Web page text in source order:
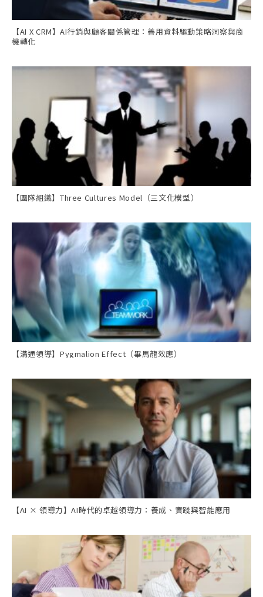
【AI X CRM】AI行銷與顧客關係管理：善用資料驅動策略洞察與商
機轉化
【團隊組織】Three Cultures Model（三文化模型）
【溝通領導】Pygmalion Effect（畢馬龍效應）
【AI × 領導力】AI時代的卓越領導力：養成、實踐與智能應用